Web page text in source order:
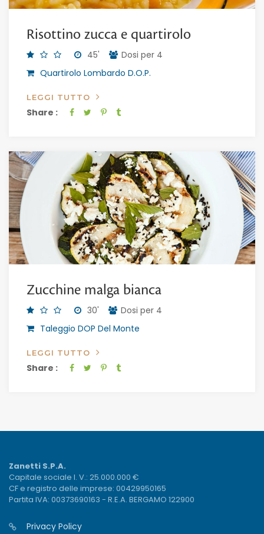
Risottino zucca e quartirolo
45'
Dosi per 4
Quartirolo Lombardo D.O.P.
LEGGI TUTTO
Share :
Zucchine malga bianca
30'
Dosi per 4
Taleggio DOP Del Monte
LEGGI TUTTO
Share :
Zanetti S.P.A.
Capitale sociale I. V.: 25.000.000 €
CF e registro delle imprese: 00429950165
Partita IVA: 00373690163 - R.E.A. BERGAMO 122900
Privacy Policy